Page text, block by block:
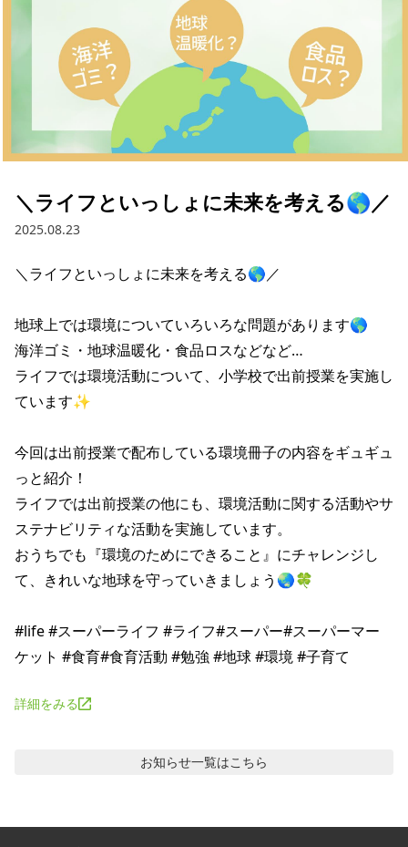
採用情報
お問い合わせ
Contact us in English
＼ライフといっしょに未来を考える🌎／
2025.08.23
＼ライフといっしょに未来を考える🌎／
地球上では環境についていろいろな問題があります🌎
海洋ゴミ・地球温暖化・食品ロスなどなど…
ライフでは環境活動について、小学校で出前授業を実施し
ています✨
今回は出前授業で配布している環境冊子の内容をギュギュ
っと紹介！
ライフでは出前授業の他にも、環境活動に関する活動やサ
ステナビリティな活動を実施しています。
おうちでも『環境のためにできること』にチャレンジし
て、きれいな地球を守っていきましょう🌏🍀
#life #スーパーライフ #ライフ#スーパー#スーパーマー
詳細をみる
お知らせ一覧はこちら